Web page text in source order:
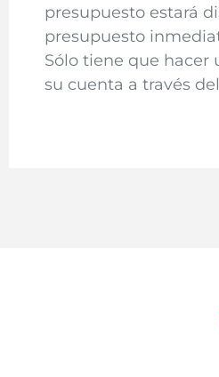
presupuesto estará
presupuesto
Sólo tiene que hacer
su cuenta a través